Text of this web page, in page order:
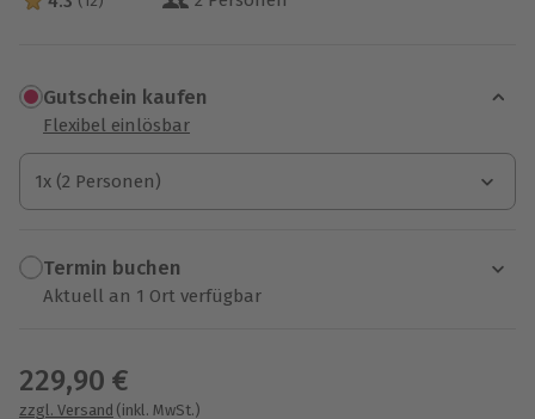
4.3 Sterne von 5 aus 12 Bewertungen
Gutschein kaufen
Flexibel einlösbar
1x (2 Personen)
1x (2 Personen)
1x (2 Personen)
Termin buchen
Aktuell an 1 Ort verfügbar
229,90 €
zzgl. Versand (inkl. MwSt.)